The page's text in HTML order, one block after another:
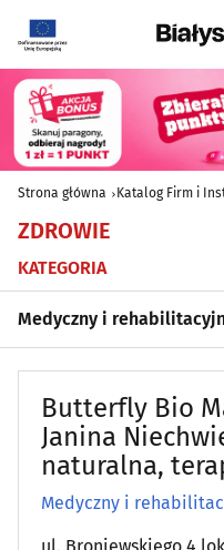
Strona główna Katalog Firm i
ZDROWIE
KATEGORIA
Medyczny i
Alergologia(18)
Ambulatoria (8)
Apteki(92)
Butterfly Bio
Janina
naturalna,
Medyczny i